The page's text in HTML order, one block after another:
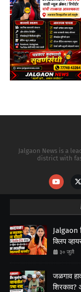
Jalgaon News is a
district with
Jalgaon
क्लिप
३० जुलै
जळगाव
शिरकाव?